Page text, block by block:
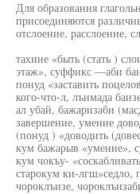
Для образования
присоединяются
отслоение, расслоение,
тахине «быть (стать )
этаж», суффикс —аби
понуд «заставить
кого-что-л, лъимада
ал убай, бажаризаби
завершение, умение
(понуд ) «доводить
кум бажарыв «умение»,
кум чокъу-
старокум ки-
чороклъизе,